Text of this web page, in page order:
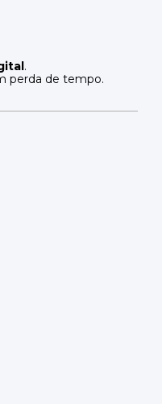
.
perda de tempo.